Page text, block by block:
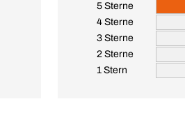
5 Sterne
4 Sterne
3 Sterne
2 Sterne
1 Stern